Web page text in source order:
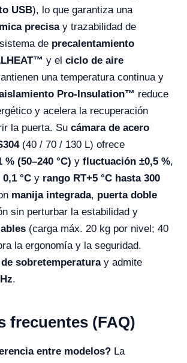
USB), lo que garantiza una
precisay trazabilidad de
de precalentamiento
y el ciclo de aire
una temperatura continua y
Pro-Insulation™ reduce
y acelera la recuperación
la puerta. Su cámara de acero
(40 / 70 / 130 L) ofrece
(50–240 °C) y fluctuación ±0,5 %,
°C y rango RT+5 °C hasta 300
manija integrada, puerta doble
sin perturbar la estabilidad y
(carga máx. 20 kg por nivel; 40
la ergonomía y la seguridad.
sobretemperaturay admite
.
frecuentes (FAQ)
entre modelos? La